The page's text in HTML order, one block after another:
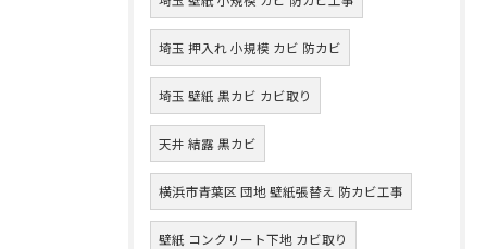
埼玉 押入れ 小規模 カビ 防カビ
埼玉 壁紙 黒カビ カビ取り
天井 結露 黒カビ
横浜市青葉区 団地 壁紙張替え 防カビ工事
壁紙 コンクリート下地 カビ取り